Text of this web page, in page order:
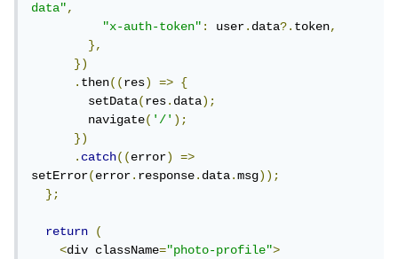
data",
"x-auth-token": user.data?.token,
},
})
.then((res) =>
{
setData(res.data);
navigate('/');
})
.catch((error)
=>
setError(error.response.data.msg));
};
return
(
<div className="photo-profile">